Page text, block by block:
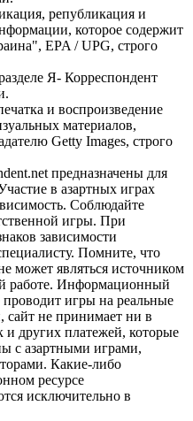
републикация и
которое содержит
EPA / UPG, строго
Я- Корреспондент
и воспроизведение
материалов,
Getty Images, строго
предназначены для
в азартных играх
Соблюдайте
игры. При
зависимости
Помните, что
может являться источником
работе. Информационный
проводит игры на реальные
сайт не принимает ни в
и других платежей, которые
с азартными играми,
Какие-либо
ресурсе
исключительно в